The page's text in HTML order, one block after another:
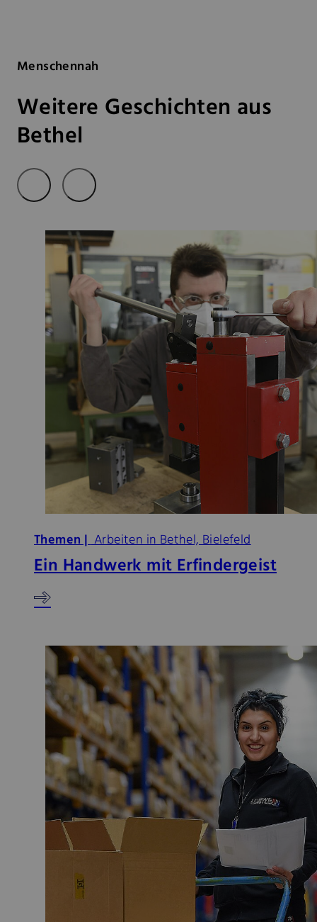
Menschennah
Weitere Geschichten aus
Bethel
Themen |Arbeiten in Bethel, Bielefeld
Ein Handwerk mit Erfindergeist